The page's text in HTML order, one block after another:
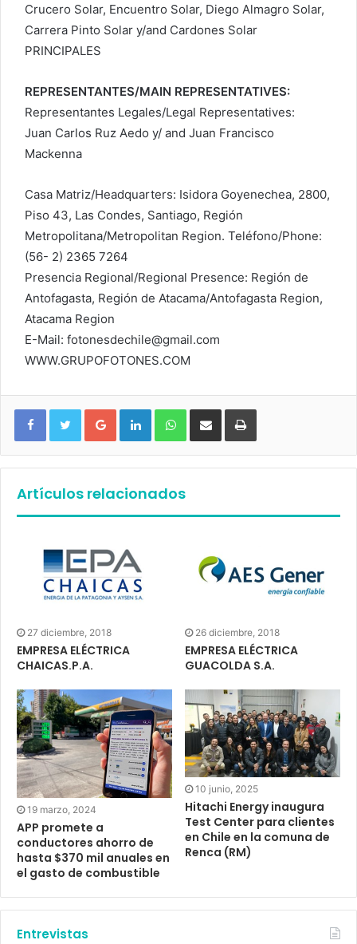
Crucero Solar, Encuentro Solar, Diego Almagro Solar,
Carrera Pinto Solar y/and Cardones Solar
PRINCIPALES
REPRESENTANTES/MAIN REPRESENTATIVES:
Representantes Legales/Legal Representatives:
Juan Carlos Ruz Aedo y/ and Juan Francisco
Mackenna
Casa Matriz/Headquarters: Isidora Goyenechea, 2800,
Piso 43, Las Condes, Santiago, Región
Metropolitana/Metropolitan Region. Teléfono/Phone:
(56- 2) 2365 7264
Presencia Regional/Regional Presence: Región de
Antofagasta, Región de Atacama/Antofagasta Region,
Atacama Region
E-Mail: fotonesdechile@gmail.com
WWW.GRUPOFOTONES.COM
Google+ LinkedIn WhatsApp
Artículos relacionados
27 diciembre, 2018
EMPRESA ELÉCTRICA
CHAICAS.P.A.
26 diciembre, 2018
EMPRESA ELÉCTRICA
GUACOLDA S.A.
19 marzo, 2024
APP promete a
conductores ahorro de
hasta $370 mil anuales en
el gasto de combustible
10 junio, 2025
Hitachi Energy inaugura
Test Center para clientes
en Chile en la comuna de
Renca (RM)
Entrevistas